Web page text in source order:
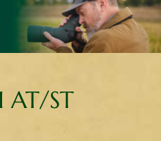
AT/ST